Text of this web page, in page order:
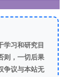
学习和研究目
则，一切后果
争议与本站无